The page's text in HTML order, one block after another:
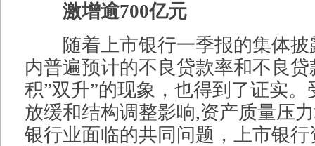
激增逾700亿元
随着上市银行一季报的集体披
内普遍预计的不良贷款率和不良
积”双升”的现象，也得到了证实
放缓和结构调整影响,资产质量压
银行业面临的共同问题，上市银